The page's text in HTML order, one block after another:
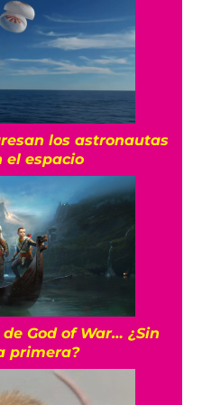
los astronautas
el espacio
God of War… ¿Sin
primera?